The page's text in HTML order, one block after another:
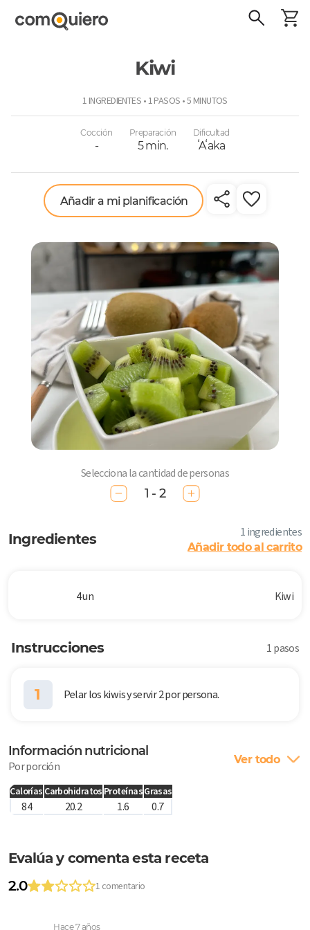
Kiwi
1 INGREDIENTES • 1 PASOS • 5 MINUTOS
Cocción
-
Preparación
5 min.
Dificultad
ʻAʻaka
Añadir a mi planificación
Selecciona la cantidad de personas
1 - 2
Ingredientes 1 ingredientes
Añadir todo al carrito
4 un Kiwi
Instrucciones 1 pasos
1 Pelar los kiwis y servir 2 por persona.
Información nutricional
Por porción Ver todo
Calorías Carbohidratos ProteínasGrasas
84 20.2 1.6 0.7
Evalúa y comenta esta receta
2.0
1 comentario
Hace 7 años